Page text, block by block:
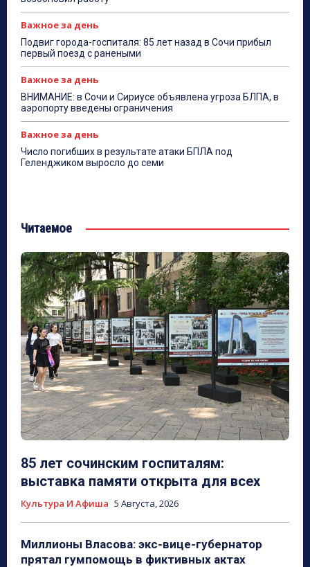
Важное за день
Подвиг города-госпиталя: 85 лет назад в Сочи прибыл
первый поезд с ранеными
Важное за день
ВНИМАНИЕ: в Сочи и Сириусе объявлена угроза БЛПА, в
аэропорту введены ограничения
Важное за день
Число погибших в результате атаки БПЛА под
Геленджиком выросло до семи
Читаемое
85 лет сочинским госпиталям:
выставка памяти открыта для всех
Культура И Афиша 5 Августа, 2026
Миллионы Власова: экс-вице-губернатор
прятал гумпомощь в фиктивных актах